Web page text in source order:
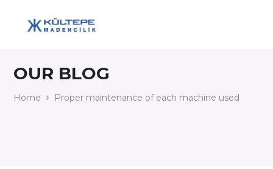
OUR BLOG
Home Proper maintenance of each machine used